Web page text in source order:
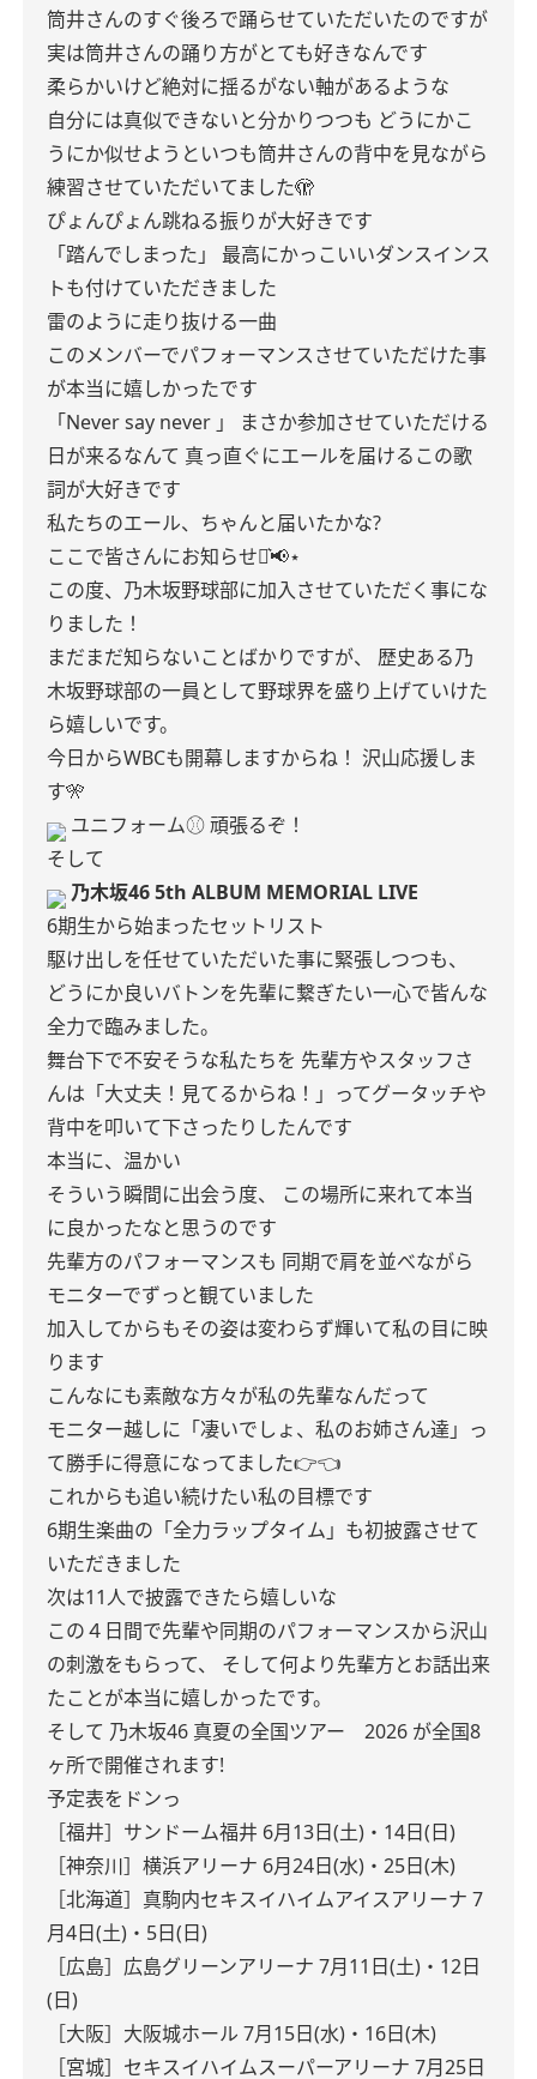
筒井さんのすぐ後ろで踊らせていただいたのですが
実は筒井さんの踊り方がとても好きなんです
柔らかいけど絶対に揺るがない軸があるような
自分には真似できないと分かりつつも どうにかこ
うにか似せようといつも筒井さんの背中を見ながら
練習させていただいてました🫣
ぴょんぴょん跳ねる振りが大好きです
「踏んでしまった」
最高にかっこいいダンスインス
トも付けていただきました
雷のように走り抜ける一曲
このメンバーでパフォーマンスさせていただけた事
が本当に嬉しかったです
「Never say never 」
まさか参加させていただける
日が来るなんて 真っ直ぐにエールを届けるこの歌
詞が大好きです
私たちのエール、ちゃんと届いたかな?
ここで皆さんにお知らせ⋆͛📢⋆
この度、乃木坂野球部に加入させていただく事にな
りました！
まだまだ知らないことばかりですが、
歴史ある乃
木坂野球部の一員として野球界を盛り上げていけた
ら嬉しいです。
今日からWBCも開幕しますからね！ 沢山応援しま
す🎌
ユニフォーム⚾️頑張るぞ！
そして
乃木坂46 5th ALBUM MEMORIAL LIVE
6期生から始まったセットリスト
駆け出しを任せていただいた事に緊張しつつも、
どうにか良いバトンを先輩に繋ぎたい一心で皆んな
全力で臨みました。
舞台下で不安そうな私たちを 先輩方やスタッフさ
んは「大丈夫！見てるからね！」ってグータッチや
背中を叩いて下さったりしたんです
本当に、温かい
そういう瞬間に出会う度、
この場所に来れて本当
に良かったなと思うのです
先輩方のパフォーマンスも 同期で肩を並べながら
モニターでずっと観ていました
加入してからもその姿は変わらず輝いて私の目に映
ります
こんなにも素敵な方々が私の先輩なんだって
モニター越しに「凄いでしょ、私のお姉さん達」っ
て勝手に得意になってました👉👈
これからも追い続けたい私の目標です
6期生楽曲の「全力ラップタイム」も初披露させて
いただきました
次は11人で披露できたら嬉しいな
この４日間で先輩や同期のパフォーマンスから沢山
の刺激をもらって、
そして何より先輩方とお話出来
たことが本当に嬉しかったです。
そして 乃木坂46 真夏の全国ツアー 2026 が全国8
ヶ所で開催されます!
予定表をドンっ
［福井］サンドーム福井 6月13日(土)・14日(日)
［神奈川］横浜アリーナ 6月24日(水)・25日(木)
［北海道］真駒内セキスイハイムアイスアリーナ 7
月4日(土)・5日(日)
［広島］広島グリーンアリーナ 7月11日(土)・12日
(日)
［大阪］大阪城ホール 7月15日(水)・16日(木)
［宮城］セキスイハイムスーパーアリーナ 7月25日